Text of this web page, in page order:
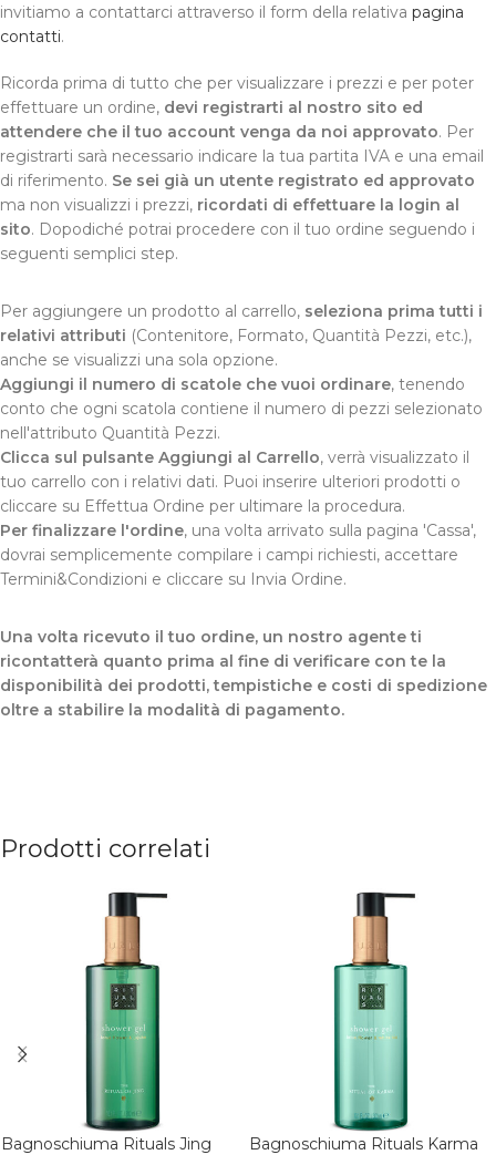
invitiamo a contattarci attraverso il form della relativa pagina
contatti.
Ricorda prima di tutto che per visualizzare i prezzi e per poter
effettuare un ordine, devi registrarti al nostro sito ed
attendere che il tuo account venga da noi approvato. Per
registrarti sarà necessario indicare la tua partita IVA e una email
di riferimento. Se sei già un utente registrato ed approvato
ma non visualizzi i prezzi, ricordati di effettuare la login al
sito. Dopodiché potrai procedere con il tuo ordine seguendo i
seguenti semplici step.
Per aggiungere un prodotto al carrello, seleziona prima tutti i
relativi attributi (Contenitore, Formato, Quantità Pezzi, etc.),
anche se visualizzi una sola opzione.
Aggiungi il numero di scatole che vuoi ordinare, tenendo
conto che ogni scatola contiene il numero di pezzi selezionato
nell'attributo Quantità Pezzi.
Clicca sul pulsante Aggiungi al Carrello, verrà visualizzato il
tuo carrello con i relativi dati. Puoi inserire ulteriori prodotti o
cliccare su Effettua Ordine per ultimare la procedura.
Per finalizzare l'ordine, una volta arrivato sulla pagina 'Cassa',
dovrai semplicemente compilare i campi richiesti, accettare
Termini&Condizioni e cliccare su Invia Ordine.
Una volta ricevuto il tuo ordine, un nostro agente ti
ricontatterà quanto prima al fine di verificare con te la
disponibilità dei prodotti, tempistiche e costi di spedizione
oltre a stabilire la modalità di pagamento.
Prodotti correlati
Bagnoschiuma Rituals Jing Bagnoschiuma Rituals Karma